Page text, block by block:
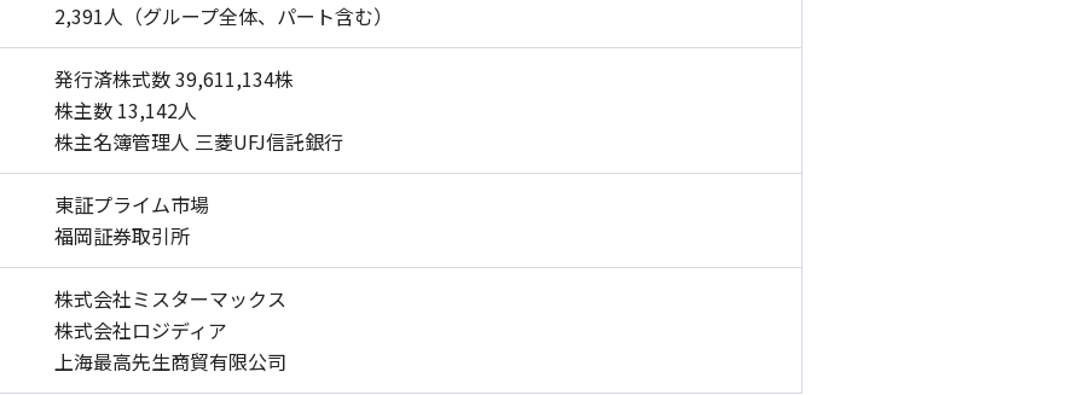
2,391人（グループ全体、パート含む）
発行済株式数 39,611,134株
株主数 13,142人
株主名簿管理人 三菱UFJ信託銀行
東証プライム市場
福岡証券取引所
株式会社ミスターマックス
株式会社ロジディア
上海最高先生商貿有限公司